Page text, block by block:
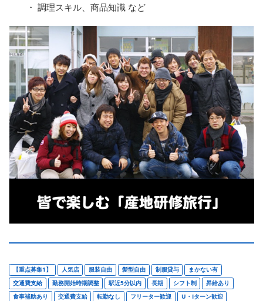
・ 調理スキル、商品知識 など
【重点募集1】 人気店 服装自由 髪型自由 制服貸与
まかない有
交通費支給
勤務開始時期調整 駅近5分以内 長期 シフト制
昇給あり
食事補助あり
交通費支給 転勤なし フリーター歓迎
U・Iターン歓迎